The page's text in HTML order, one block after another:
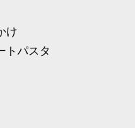
け
トパスタ